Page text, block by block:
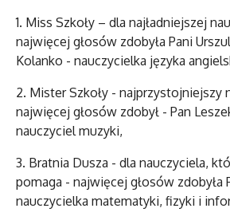
1. Miss Szkoły – dla najładniejszej
najwięcej głosów zdobyła Pani
Kolanko - nauczycielka języka
2. Mister Szkoły - najprzystojniejszy
najwięcej głosów zdobył - Pan
nauczyciel muzyki,
3. Bratnia Dusza - dla nauczyciela,
pomaga - najwięcej głosów zdobyła
nauczycielka matematyki, fizyki i